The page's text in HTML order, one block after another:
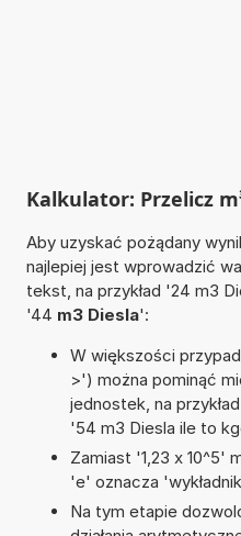
Kalkulator: Przelicz
Aby uzyskać pożądany
najlepiej jest wprowadzić
tekst, na przykład '24 m3
'44 m3 Diesla':
W większości
>') można pominąć
jednostek, na
'54 m3 Diesla ile to
Zamiast '1,23 x 10^5'
'e' oznacza
Na tym etapie